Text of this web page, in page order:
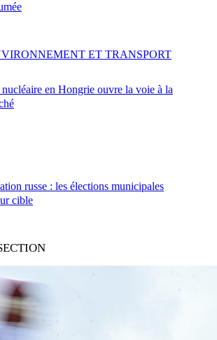
en Hongrie ouvre la voie à la
ET TRANSPORT
russe : les élections municipales
cible